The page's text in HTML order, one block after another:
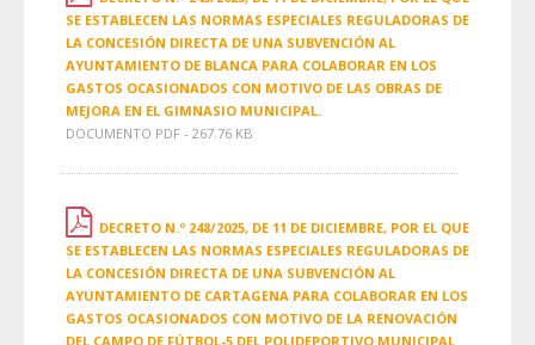
SE ESTABLECEN LAS NORMAS ESPECIALES REGULADORAS DE
LA CONCESIÓN DIRECTA DE UNA SUBVENCIÓN AL
AYUNTAMIENTO DE BLANCA PARA COLABORAR EN LOS
GASTOS OCASIONADOS CON MOTIVO DE LAS OBRAS DE
MEJORA EN EL GIMNASIO MUNICIPAL.
DOCUMENTO PDF - 267.76 KB
DECRETO N.º 248/2025, DE 11 DE DICIEMBRE, POR EL QUE
SE ESTABLECEN LAS NORMAS ESPECIALES REGULADORAS DE
LA CONCESIÓN DIRECTA DE UNA SUBVENCIÓN AL
AYUNTAMIENTO DE CARTAGENA PARA COLABORAR EN LOS
GASTOS OCASIONADOS CON MOTIVO DE LA RENOVACIÓN
DEL CAMPO DE FÚTBOL-5 DEL POLIDEPORTIVO MUNICIPAL